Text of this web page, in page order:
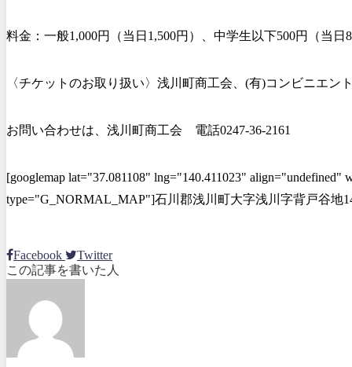
料金：一般1,000円（当日1,500円）、中学生以下500円（当日
〈チケットのお取り扱い〉浅川町商工会、(有)コンビニエ
お問い合わせは、浅川町商工会 電話0247‐36‐2161
[googlemap lat="37.081108" lng="140.411023"
type="G_NORMAL_MAP"]石川郡浅川町大字浅川字背戸谷地
Facebook
Twitter
この記事を書いた人